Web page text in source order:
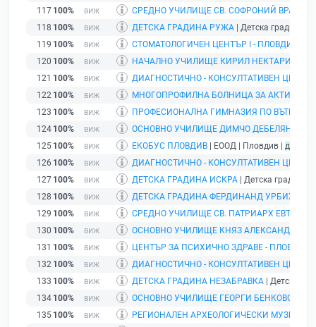
117 100%
СРЕДНО УЧИЛИЩЕ СВ. СОФРОНИЙ
118 100% ДЕТСКА ГРАДИНА РУЖА | Детска градина |
119 100% СТОМАТОЛОГИЧЕН ЦЕНТЪР I - ПЛОВДИВ
120 100% НАЧАЛНО УЧИЛИЩЕ КИРИЛ НЕКТАРИЕВ
121 100%
ДИАГНОСТИЧНО - КОНСУЛТАТИВЕН
122 100%
МНОГОПРОФИЛНА БОЛНИЦА ЗА АКТИВНО
123 100%
ПРОФЕСИОНАЛНА ГИМНАЗИЯ ПО
124 100% ОСНОВНО УЧИЛИЩЕ ДИМЧО ДЕБЕЛЯНОВ
125 100% ЕКОБУС ПЛОВДИВ | ЕООД | Пловдив |
126 100%
ДИАГНОСТИЧНО - КОНСУЛТАТИВЕН
127 100% ДЕТСКА ГРАДИНА ИСКРА | Детска градина
128 100%
ДЕТСКА ГРАДИНА ФЕРДИНАНД УРБИХ - ГР.
129 100%
СРЕДНО УЧИЛИЩЕ СВ. ПАТРИАРХ
130 100%
ОСНОВНО УЧИЛИЩЕ КНЯЗ АЛЕКСАНДЪР
131 100% ЦЕНТЪР ЗА ПСИХИЧНО ЗДРАВЕ - ПЛОВДИВ
132 100%
ДИАГНОСТИЧНО - КОНСУЛТАТИВЕН
133 100% ДЕТСКА ГРАДИНА НЕЗАБРАВКА | Детска
134 100%
ОСНОВНО УЧИЛИЩЕ ГЕОРГИ БЕНКОВСКИ -
135 100%
РЕГИОНАЛЕН АРХЕОЛОГИЧЕСКИ МУЗЕЙ -